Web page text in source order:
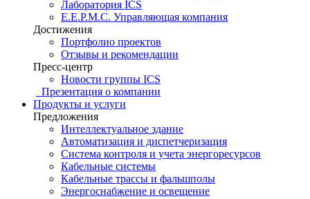
Лаборатория ICS
E.E.P.M.C. Управляющая компания
Достижения
Портфолио проектов
Отзывы и рекомендации
Пресс-центр
Новости группы ICS
Презентация о компании
Продукты и услуги
Предложения
Интеллектуальное здание
Автоматизация и диспетчеризация
Система контроля и учета энергоресурсов
Кабельные системы
Кабельные трассы и фальшполы
Энергоснабжение и освещение